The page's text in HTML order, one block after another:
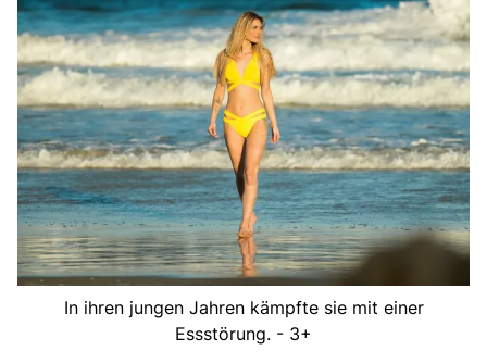
In ihren jungen Jahren kämpfte sie mit einer
Essstörung. - 3+